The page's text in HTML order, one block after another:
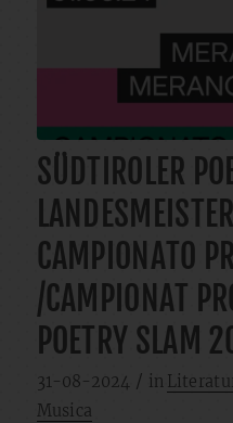
SÜDTIROLER
CAMPIONATO
/CAMPIONAT
POETRY SLAM
31-08-2024 / in
Musica